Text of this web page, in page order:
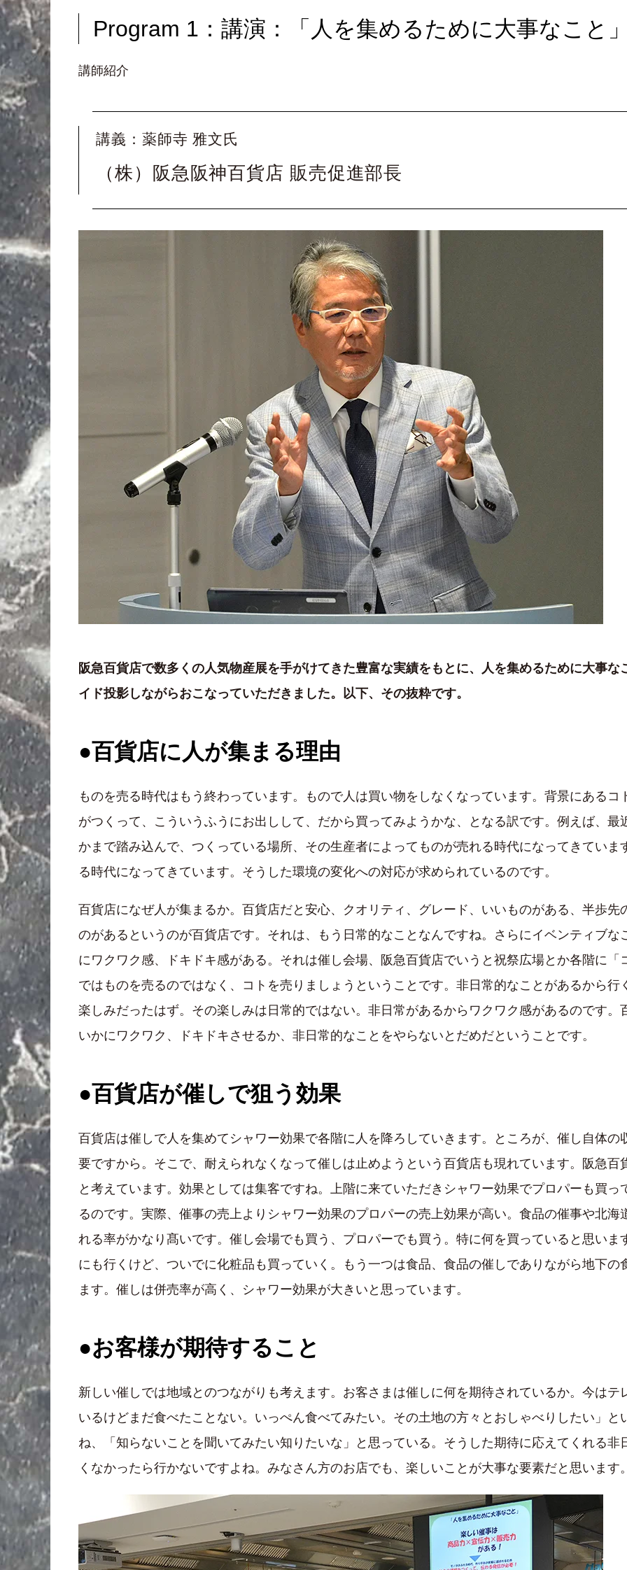
Program 1：講演：「人を集めるために大事なこと
講師紹介
講義：薬師寺 雅文氏
（株）阪急阪神百貨店 販売促進部長
阪急百貨店で数多くの人気物産展を手がけてきた豊富な実績をもとに、人を集めるために大事
イド投影しながらおこなっていただきました。以下、その抜粋です。
●百貨店に人が集まる理由
ものを売る時代はもう終わっています。もので人は買い物をしなくなっています。背景にある
がつくって、こういうふうにお出しして、だから買ってみようかな、となる訳です。例えば、
かまで踏み込んで、つくっている場所、その生産者によってものが売れる時代になってきてい
る時代になってきています。そうした環境の変化への対応が求められているのです。
百貨店になぜ人が集まるか。百貨店だと安心、クオリティ、グレード、いいものがある、半歩
のがあるというのが百貨店です。それは、もう日常的なことなんですね。さらにイベンティブ
にワクワク感、ドキドキ感がある。それは催し会場、阪急百貨店でいうと祝祭広場とか各階に
ではものを売るのではなく、コトを売りましょうということです。非日常的なことがあるから
楽しみだったはず。その楽しみは日常的ではない。非日常があるからワクワク感があるのです
いかにワクワク、ドキドキさせるか、非日常的なことをやらないとだめだということです。
●百貨店が催しで狙う効果
百貨店は催しで人を集めてシャワー効果で各階に人を降ろしていきます。ところが、催し自体
要ですから。そこで、耐えられなくなって催しは止めようという百貨店も現れています。阪急
と考えています。効果としては集客ですね。上階に来ていただきシャワー効果でプロパーも買
るのです。実際、催事の売上よりシャワー効果のプロパーの売上効果が高い。食品の催事や北
れる率がかなり髙いです。催し会場でも買う、プロパーでも買う。特に何を買っていると思い
にも行くけど、ついでに化粧品も買っていく。もう一つは食品、食品の催しでありながら地下
ます。催しは併売率が高く、シャワー効果が大きいと思っています。
●お客様が期待すること
新しい催しでは地域とのつながりも考えます。お客さまは催しに何を期待されているか。今は
いるけどまだ食べたことない。いっぺん食べてみたい。その土地の方々とおしゃべりしたい」
ね、「知らないことを聞いてみたい知りたいな」と思っている。そうした期待に応えてくれる
くなかったら行かないですよね。みなさん方のお店でも、楽しいことが大事な要素だと思います